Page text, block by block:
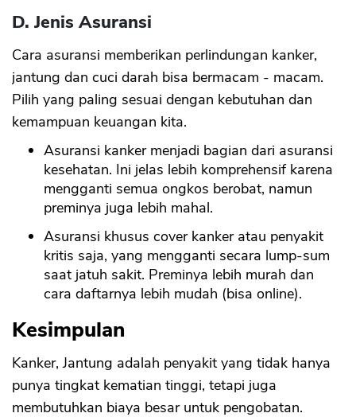
D. Jenis Asuransi
Cara asuransi memberikan perlindungan kanker,
jantung dan cuci darah bisa bermacam - macam.
Pilih yang paling sesuai dengan kebutuhan dan
kemampuan keuangan kita.
Asuransi kanker menjadi bagian dari asuransi
kesehatan. Ini jelas lebih komprehensif karena
mengganti semua ongkos berobat, namun
preminya juga lebih mahal.
Asuransi khusus cover kanker atau penyakit
kritis saja, yang mengganti secara lump-sum
saat jatuh sakit. Preminya lebih murah dan
cara daftarnya lebih mudah (bisa online).
Kesimpulan
Kanker, Jantung adalah penyakit yang tidak hanya
punya tingkat kematian tinggi, tetapi juga
membutuhkan biaya besar untuk pengobatan.